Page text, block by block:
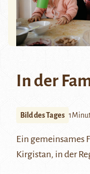
In der
Bild des Tages
Ein gemeinsames
Kirgistan, in der